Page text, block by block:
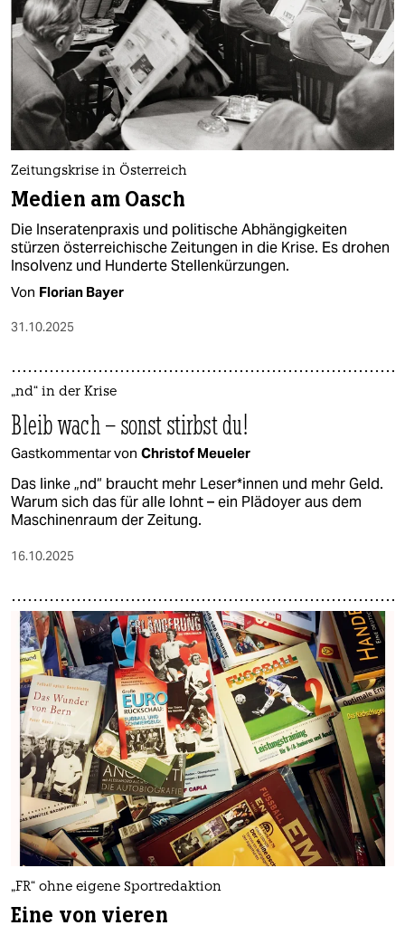
Zeitungskrise in Österreich
Medien am Oasch
Die Inseratenpraxis und politische Abhängigkeiten
stürzen österreichische Zeitungen in die Krise. Es drohen
Insolvenz und Hunderte Stellenkürzungen.
Von Florian Bayer
31.10.2025
„nd“ in der Krise
Bleib wach – sonst stirbst du!
Gastkommentar von Christof Meueler
Das linke „nd“ braucht mehr Le­se­r*in­nen und mehr Geld.
Warum sich das für alle lohnt – ein Plädoyer aus dem
Maschinenraum der Zeitung.
16.10.2025
„FR“ ohne eigene Sportredaktion
Eine von vieren